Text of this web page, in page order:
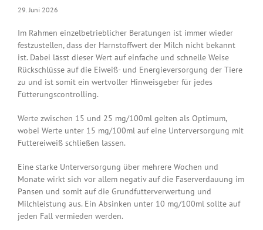
29. Juni 2026
Im Rahmen einzelbetrieblicher Beratungen ist immer wieder
festzustellen, dass der Harnstoffwert der Milch nicht bekannt
ist. Dabei lässt dieser Wert auf einfache und schnelle Weise
Rückschlüsse auf die Eiweiß- und Energieversorgung der Tiere
zu und ist somit ein wertvoller Hinweisgeber für jedes
Fütterungscontrolling.
Werte zwischen 15 und 25 mg/100ml gelten als Optimum,
wobei Werte unter 15 mg/100ml auf eine Unterversorgung mit
Futtereiweiß schließen lassen.
Eine starke Unterversorgung über mehrere Wochen und
Monate wirkt sich vor allem negativ auf die Faserverdauung im
Pansen und somit auf die Grundfutterverwertung und
Milchleistung aus. Ein Absinken unter 10 mg/100ml sollte auf
jeden Fall vermieden werden.